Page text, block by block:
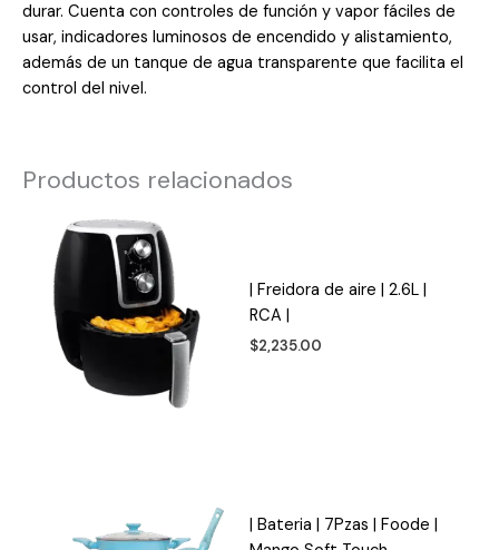
durar. Cuenta con controles de función y vapor fáciles de
usar, indicadores luminosos de encendido y alistamiento,
además de un tanque de agua transparente que facilita el
control del nivel.
Productos relacionados
| Freidora de aire | 2.6L |
RCA |
$2,235.00
| Bateria | 7Pzas | Foode |